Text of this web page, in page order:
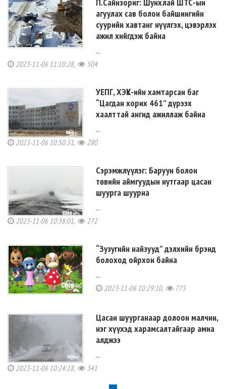
агуулах сав болон байшингийн
суурийн хавтанг нүүлгэх, цэвэрлэх
ажил хийгдэж байна
...
2023-11-06 11:10:28, 504
УЕПГ, ХЭҮК-ийн хамтарсан баг
“Цагдан хорих 461” дүрээх
хаалттай ангид ажиллаж байна
...
2023-11-06 10:50:31, 280
Cэрэмжлүүлэг: Баруун болон
төвийн аймгуудын нутгаар цасан
шуурга шуурна
...
2023-11-06 10:38:01, 272
“Зузугийн найзууд” дэлхийн брэнд
болоход ойрхон байна
...
2023-11-06 10:29:10, 775
Цасан шуурганаар долоон малчин,
нэг хүүхэд харамсалтайгаар амиа
алджээ
...
2023-11-06 10:24:18, 341